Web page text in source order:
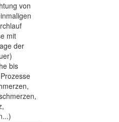
von
mit
der
bis